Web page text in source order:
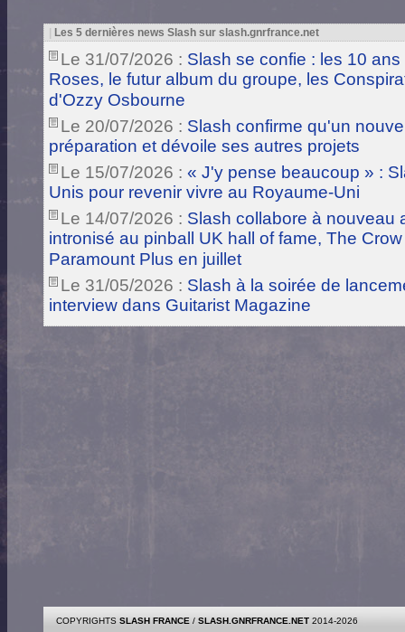
Les 5 dernières news Slash sur slash.gnrfrance.net
Le 31/07/2026 : Slash se confie : les 10
Roses, le futur album du groupe, les
d'Ozzy Osbourne
Le 20/07/2026 : Slash confirme qu'un
préparation et dévoile ses autres projets
Le 15/07/2026 : « J'y pense beaucoup » :
Unis pour revenir vivre au Royaume-Uni
Le 14/07/2026 : Slash collabore à nouveau
intronisé au pinball UK hall of fame, The
Paramount Plus en juillet
Le 31/05/2026 : Slash à la soirée de
interview dans Guitarist Magazine
COPYRIGHTS SLASH FRANCE / SLASH.GNRFRANCE.NET 2014-2026